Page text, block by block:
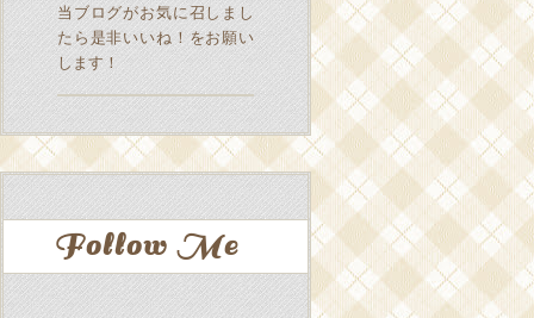
当ブログがお気に召しまし
たら是非いいね！をお願い
します！
Follow Me